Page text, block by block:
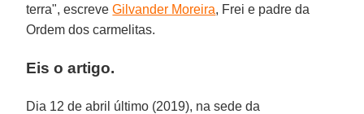
terra", escreveGilvander Moreira, Frei e padre da
Ordem dos carmelitas.
Eis o artigo.
Dia 12 de abril último (2019), na sede da